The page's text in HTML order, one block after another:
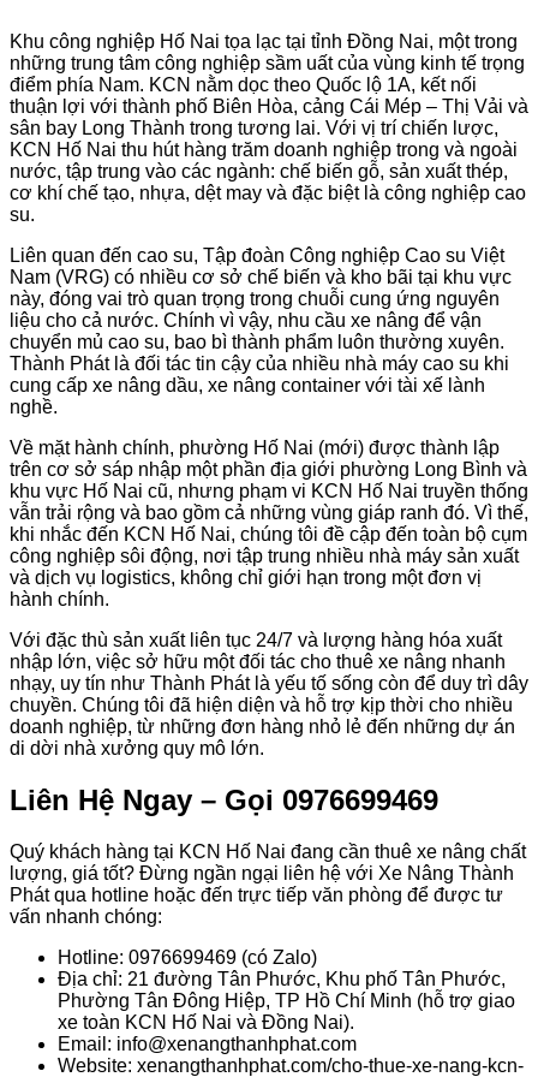
Khu công nghiệp Hố Nai tọa lạc tại tỉnh Đồng Nai, một trong
những trung tâm công nghiệp sầm uất của vùng kinh tế trọng
điểm phía Nam. KCN nằm dọc theo Quốc lộ 1A, kết nối
thuận lợi với thành phố Biên Hòa, cảng Cái Mép – Thị Vải và
sân bay Long Thành trong tương lai. Với vị trí chiến lược,
KCN Hố Nai thu hút hàng trăm doanh nghiệp trong và ngoài
nước, tập trung vào các ngành: chế biến gỗ, sản xuất thép,
cơ khí chế tạo, nhựa, dệt may và đặc biệt là công nghiệp cao
su.
Liên quan đến cao su, Tập đoàn Công nghiệp Cao su Việt
Nam (VRG) có nhiều cơ sở chế biến và kho bãi tại khu vực
này, đóng vai trò quan trọng trong chuỗi cung ứng nguyên
liệu cho cả nước. Chính vì vậy, nhu cầu xe nâng để vận
chuyển mủ cao su, bao bì thành phẩm luôn thường xuyên.
Thành Phát là đối tác tin cậy của nhiều nhà máy cao su khi
cung cấp xe nâng dầu, xe nâng container với tài xế lành
nghề.
Về mặt hành chính, phường Hố Nai (mới) được thành lập
trên cơ sở sáp nhập một phần địa giới phường Long Bình và
khu vực Hố Nai cũ, nhưng phạm vi KCN Hố Nai truyền thống
vẫn trải rộng và bao gồm cả những vùng giáp ranh đó. Vì thế,
khi nhắc đến KCN Hố Nai, chúng tôi đề cập đến toàn bộ cụm
công nghiệp sôi động, nơi tập trung nhiều nhà máy sản xuất
và dịch vụ logistics, không chỉ giới hạn trong một đơn vị
hành chính.
Với đặc thù sản xuất liên tục 24/7 và lượng hàng hóa xuất
nhập lớn, việc sở hữu một đối tác cho thuê xe nâng nhanh
nhạy, uy tín như Thành Phát là yếu tố sống còn để duy trì dây
chuyền. Chúng tôi đã hiện diện và hỗ trợ kịp thời cho nhiều
doanh nghiệp, từ những đơn hàng nhỏ lẻ đến những dự án
di dời nhà xưởng quy mô lớn.
Liên Hệ Ngay – Gọi 0976699469
Quý khách hàng tại KCN Hố Nai đang cần thuê xe nâng chất
lượng, giá tốt? Đừng ngần ngại liên hệ với Xe Nâng Thành
Phát qua hotline hoặc đến trực tiếp văn phòng để được tư
vấn nhanh chóng:
Hotline: 0976699469 (có Zalo)
Địa chỉ: 21 đường Tân Phước, Khu phố Tân Phước,
Phường Tân Đông Hiệp, TP Hồ Chí Minh (hỗ trợ giao
xe toàn KCN Hố Nai và Đồng Nai).
Email: info@xenangthanhphat.com
Website: xenangthanhphat.com/cho-thue-xe-nang-kcn-